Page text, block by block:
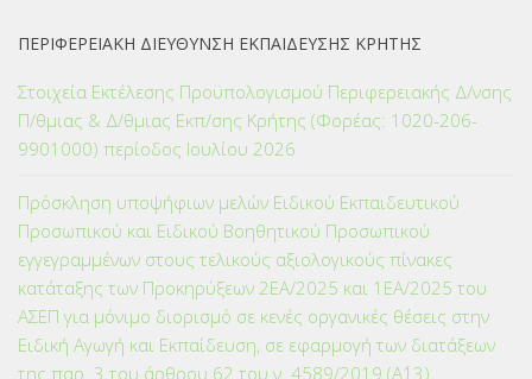
ΠΕΡΙΦΕΡΕΙΑΚΗ ΔΙΕΥΘΥΝΣΗ ΕΚΠΑΙΔΕΥΣΗΣ ΚΡΗΤΗΣ
Στοιχεία Εκτέλεσης Προϋπολογισμού Περιφερειακής Δ/νσης
Π/θμιας & Δ/θμιας Εκπ/σης Κρήτης (Φορέας: 1020-206-
9901000) περίοδος Ιουλίου 2026
Πρόσκληση υποψήφιων μελών Ειδικού Εκπαιδευτικού
Προσωπικού και Ειδικού Βοηθητικού Προσωπικού
εγγεγραμμένων στους τελικούς αξιολογικούς πίνακες
κατάταξης των Προκηρύξεων 2ΕΑ/2025 και 1ΕΑ/2025 του
ΑΣΕΠ για μόνιμο διορισμό σε κενές οργανικές θέσεις στην
Ειδική Αγωγή και Εκπαίδευση, σε εφαρμογή των διατάξεων
της παρ. 3 του άρθρου 62 του ν. 4589/2019 (Α΄13)